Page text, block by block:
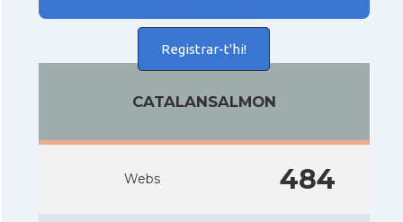
Registrar-t'hi!
CATALANSALMON
Webs 484